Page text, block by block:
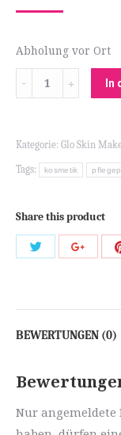
Abholung vor Ort
Menge
In
Kategorie: Glo Skin
Tags: kosmetik
Share this product
Share
BEWERTUNGEN (0)
Nur angemeldete